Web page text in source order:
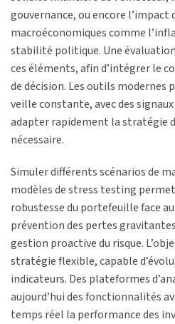
gouvernance, ou encore l’impact
macroéconomiques comme
stabilité politique. Une
ces éléments, afin d’intégrer le
de décision. Les outils modernes
veille constante, avec des
adapter rapidement la stratégie
nécessaire.
Simuler différents scénarios de
modèles de stress testing
robustesse du portefeuille face
prévention des pertes
gestion proactive du risque.
stratégie flexible, capable
indicateurs. Des plateformes
aujourd’hui des fonctionnalités
temps réel la performance des